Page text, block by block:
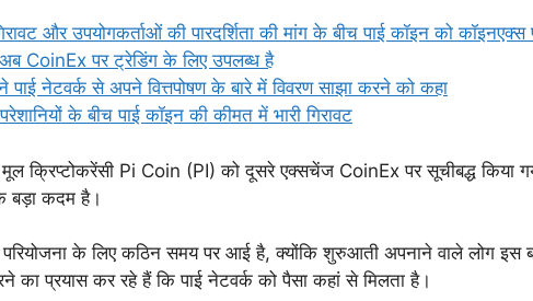
और उपयोगकर्ताओं की पारदर्शिता की मांग के बीच पाई कॉइन को कॉइनएक्स
CoinEx पर ट्रेडिंग के लिए उपलब्ध है
ने पाई नेटवर्क से अपने वित्तपोषण के बारे में विवरण साझा करने को कहा
के बीच पाई कॉइन की कीमत में भारी गिरावट
क्रिप्टोकरेंसी Pi Coin (PI) को दूसरे एक्सचेंज CoinEx पर सूचीबद्ध किया
बड़ा कदम है।
के लिए कठिन समय पर आई है, क्योंकि शुरुआती अपनाने वाले लोग इस
का प्रयास कर रहे हैं कि पाई नेटवर्क को पैसा कहां से मिलता है।